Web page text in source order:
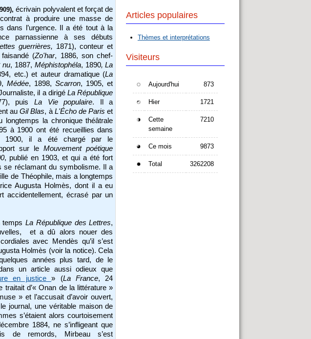
écrivain polyvalent et forçat de
à produire une masse de
dans l’urgence. Il a été tout à la
parnassienne à ses débuts
guerrières, 1871), conteur et
(Zo'har, 1886, son chef-
nu, 1887, Méphistophéla, 1890, La
etc.) et auteur dramatique (La
Médée, 1898,Scarron, 1905, et
il a dirigéLa République
puis La Vie populaire. Il a
auGil Blas, à L'Écho de Paris et
longtemps la chronique théâtrale
à 1900 ont été recueillies dans
1900, il a été chargé par le
sur leMouvement poétique
, publié en 1903, et qui a été fort
se réclamant du symbolisme. Il a
de Théophile, mais a longtemps
Augusta Holmès, dont il a eu
accidentellement, écrasé par un
tempsLa République des Lettres,
et a dû alors nouer des
avec Mendès qu’il s’est
Holmès (voir la notice). Cela
années plus tard, de le
un article aussi odieux que
en justice» (La France, 24
traitait d’« Onan de la littérature »
» et l’accusait d’avoir ouvert,
journal, une véritable maison de
s’étaient alors courtoisement
1884, ne s’infligeant que
de remords, Mirbeau s’est
Articles populaires
Thèmes et interprétations
Visiteurs
Aujourd'hui 873
Hier 1721
Cette
semaine
7210
Ce mois 9873
Total 3262208